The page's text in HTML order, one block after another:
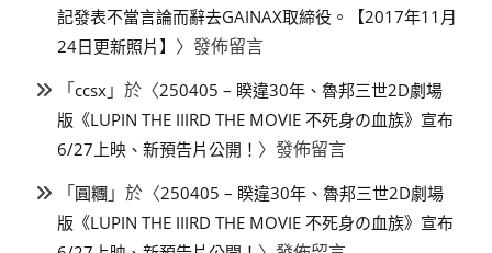
記發表不當言論而辭去GAINAX取締役。【2017年11月
24日更新照片】 〉發佈留言
「ccsx 」於〈250405 – 睽違30年、魯邦三世2D劇場
版《LUPIN THE IIIRD THE MOVIE 不死身の血族》宣布
6/27上映、新預告片公開！ 〉發佈留言
「圓糰 」於〈250405 – 睽違30年、魯邦三世2D劇場
版《LUPIN THE IIIRD THE MOVIE 不死身の血族》宣布